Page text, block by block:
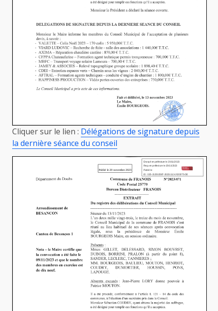
Cliquer sur le lien : Délégations de signature depuis
la dernière séance du conseil